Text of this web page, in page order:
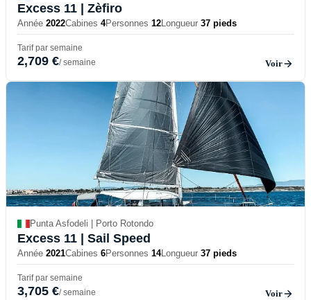
Excess 11 | Zèfiro
Année 2022Cabines 4Personnes 12Longueur 37 pieds
Tarif par semaine
2,709 €/ semaine Voir
Punta Asfodeli | Porto Rotondo
Excess 11 | Sail Speed
Année 2021Cabines 6Personnes 14Longueur 37 pieds
Tarif par semaine
3,705 €/ semaine Voir